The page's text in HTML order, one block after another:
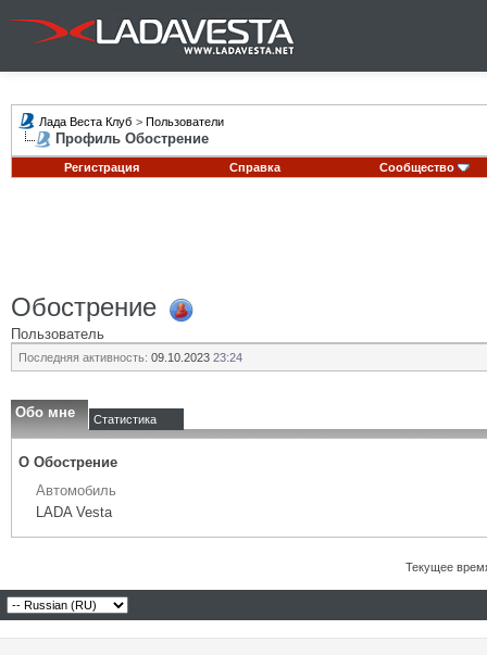
Лада Веста Клуб > Пользователи
Профиль Обострение
Регистрация Справка Сообщество
Обострение
Пользователь
Последняя активность: 09.10.2023 23:24
Обо мне Статистика
О Обострение
Автомобиль
LADA Vesta
Текущее